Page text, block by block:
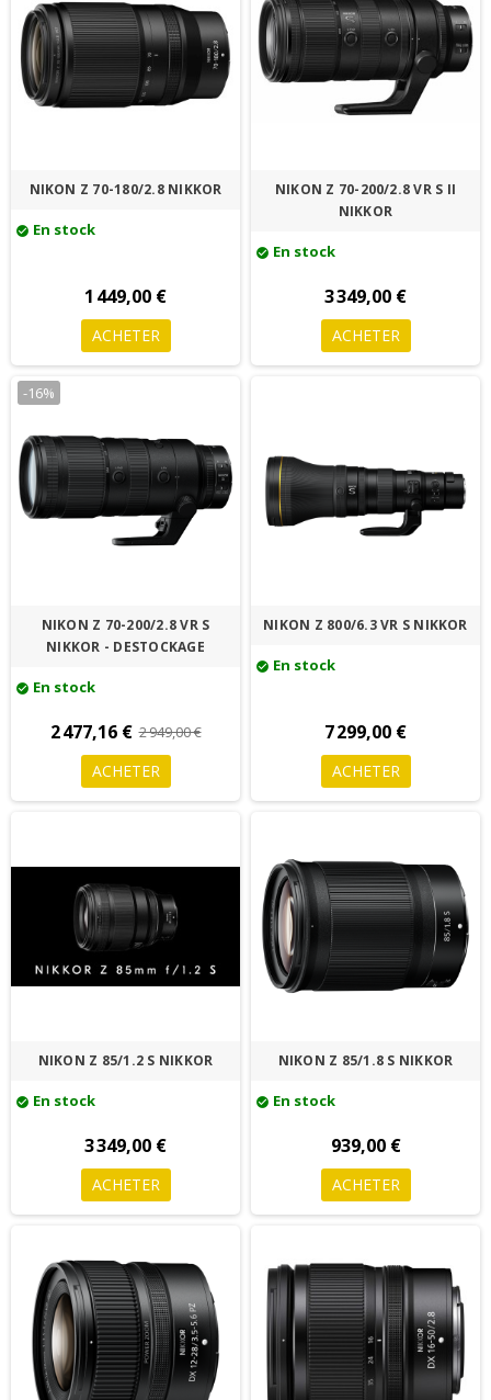
NIKON Z 70-180/2.8 NIKKOR
check_circle En stock
1 449,00 €
ACHETER
NIKON Z 70-200/2.8 VR S II
NIKKOR
check_circle En stock
3 349,00 €
ACHETER
-16%
NIKON Z 70-200/2.8 VR S
NIKKOR - DESTOCKAGE
check_circle En stock
2 477,16 € 2 949,00 €
ACHETER
NIKON Z 800/6.3 VR S NIKKOR
check_circle En stock
7 299,00 €
ACHETER
NIKON Z 85/1.2 S NIKKOR
check_circle En stock
3 349,00 €
ACHETER
NIKON Z 85/1.8 S NIKKOR
check_circle En stock
939,00 €
ACHETER